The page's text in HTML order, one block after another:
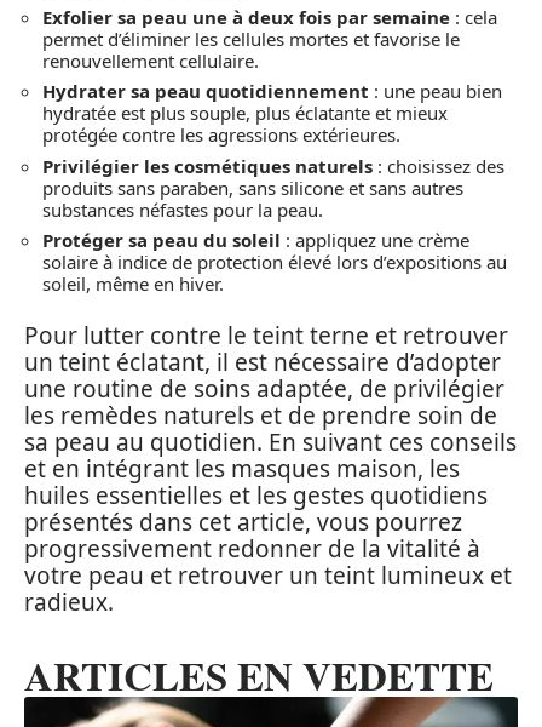
Exfolier sa peau une à deux fois par semaine : cela
permet d’éliminer les cellules mortes et favorise le
renouvellement cellulaire.
Hydrater sa peau quotidiennement : une peau bien
hydratée est plus souple, plus éclatante et mieux
protégée contre les agressions extérieures.
Privilégier les cosmétiques naturels : choisissez des
produits sans paraben, sans silicone et sans autres
substances néfastes pour la peau.
Protéger sa peau du soleil : appliquez une crème
solaire à indice de protection élevé lors d’expositions au
soleil, même en hiver.
Pour lutter contre le teint terne et retrouver
un teint éclatant, il est nécessaire d’adopter
une routine de soins adaptée, de privilégier
les remèdes naturels et de prendre soin de
sa peau au quotidien. En suivant ces conseils
et en intégrant les masques maison, les
huiles essentielles et les gestes quotidiens
présentés dans cet article, vous pourrez
progressivement redonner de la vitalité à
votre peau et retrouver un teint lumineux et
radieux.
ARTICLES EN VEDETTE